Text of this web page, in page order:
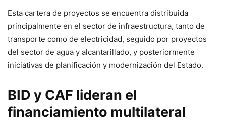
Esta cartera de proyectos se encuentra distribuida
principalmente en el sector de infraestructura, tanto de
transporte como de electricidad, seguido por proyectos
del sector de agua y alcantarillado, y posteriormente
iniciativas de planificación y modernización del Estado.
BID y CAF lideran el
financiamiento multilateral